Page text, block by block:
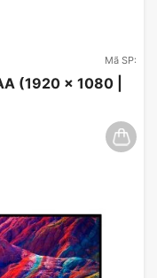
và bảo vệ
Mã SP:
(1920 x 1080 |